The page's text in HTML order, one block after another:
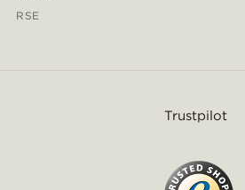
RSE
Trustpilot